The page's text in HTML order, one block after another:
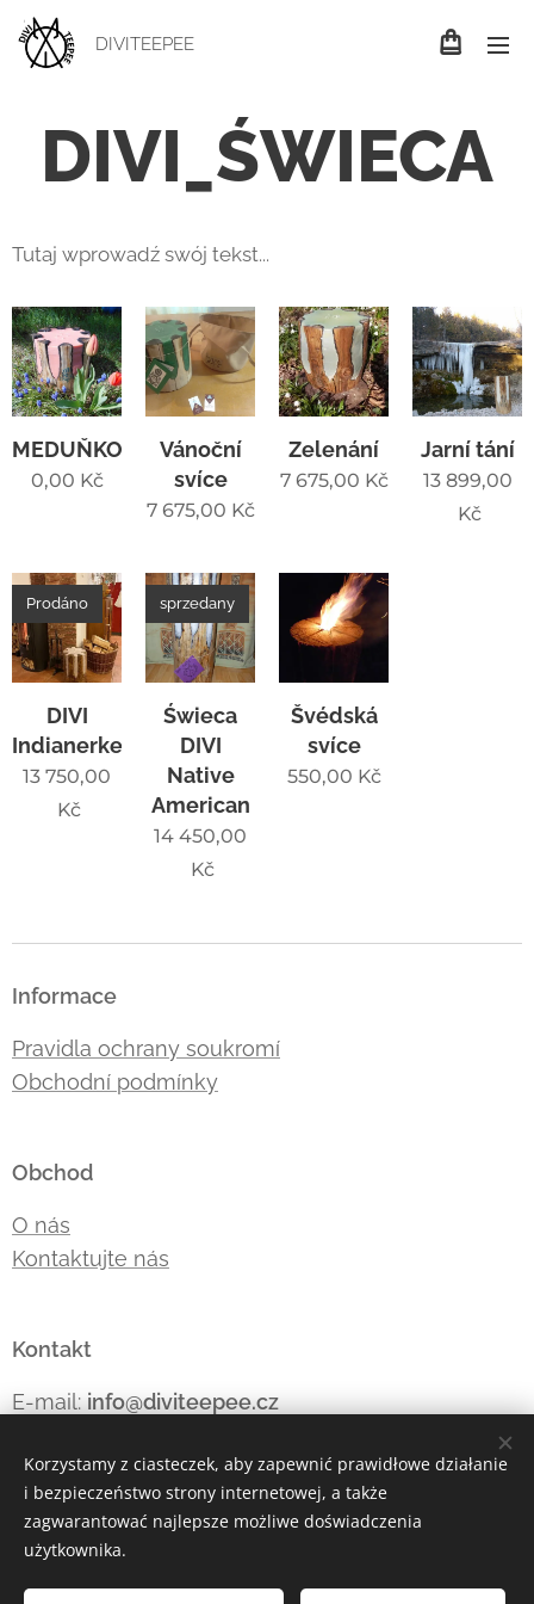
DIVITEEPEE
DIVI_ŚWIECA
Tutaj wprowadź swój tekst...
MEDUŇKOVÁ
0,00 Kč
Vánoční
svíce
7 675,00 Kč
Zelenání
7 675,00 Kč
Jarní tání
13 899,00
Kč
DIVI
Indianerkerze
Prodáno
13 750,00
Kč
Świeca
DIVI
Native
American
sprzedany
14 450,00
Kč
Švédská
svíce
550,00 Kč
Informace
Pravidla ochrany soukromí
Obchodní podmínky
Obchod
O nás
Kontaktujte nás
Kontakt
E-mail: info@diviteepee.cz
Języki
Korzystamy z ciasteczek, aby zapewnić prawidłowe działanie
i bezpieczeństwo strony internetowej, a także
zagwarantować najlepsze możliwe doświadczenia
użytkownika.